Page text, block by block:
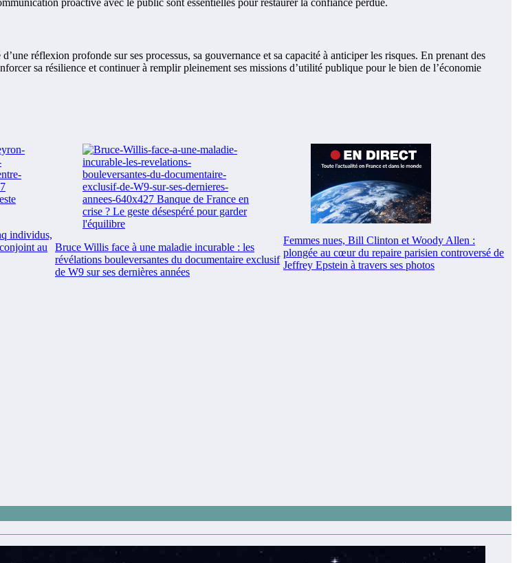
réflexion profonde sur ses processus, sa gouvernance et sa capacité à anticiper les risques. En prenant des
sa résilience et continuer à remplir pleinement ses missions d’utilité publique pour le bien de l’économie
individus,
au
Bruce Willis face à une maladie incurable : les
révélations bouleversantes du documentaire exclusif
de W9 sur ses dernières années
Femmes nues, Bill Clinton et Woody Allen :
plongée au cœur du repaire parisien controversé de
Jeffrey Epstein à travers ses photos